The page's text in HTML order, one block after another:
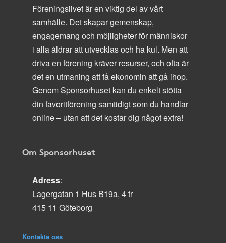
Föreningslivet är en viktig del av vårt
samhälle. Det skapar gemenskap,
engagemang och möjligheter för människor
i alla åldrar att utvecklas och ha kul. Men att
driva en förening kräver resurser, och ofta är
det en utmaning att få ekonomin att gå ihop.
Genom Sponsorhuset kan du enkelt stötta
din favoritförening samtidigt som du handlar
online – utan att det kostar dig något extra!
Om Sponsorhuset
Adress:
Lagergatan 1 Hus B19a, 4 tr
415 11 Göteborg
Kontakta oss